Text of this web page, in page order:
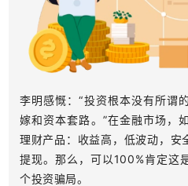
李明感慨：“投资根本没有所谓
嫁和资本套路。”在金融市场，
理财产品：收益高，低波动，安
提现。那么，可以100%肯定这
个投资骗局。